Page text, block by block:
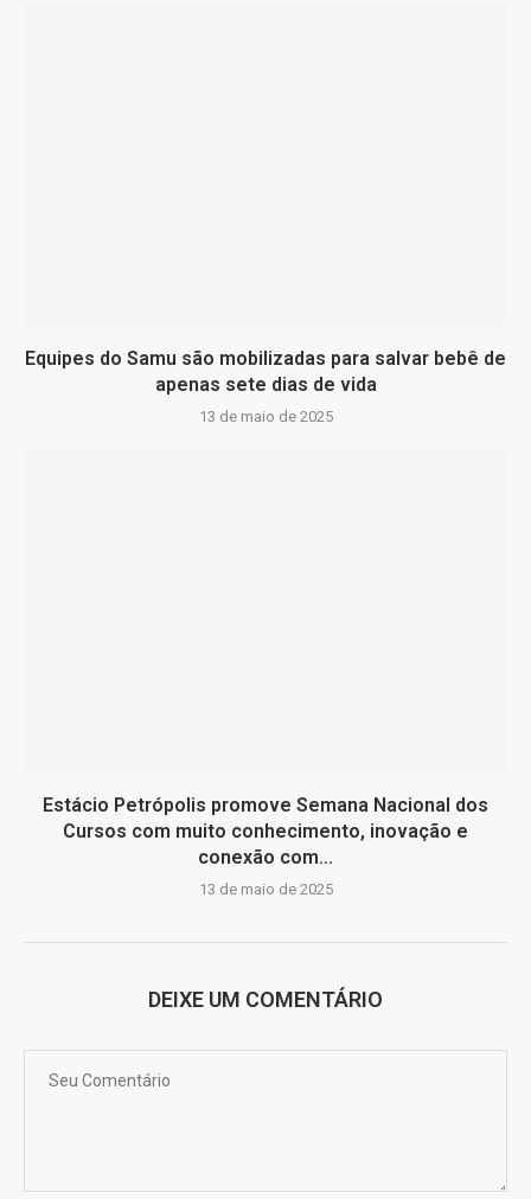
Equipes do Samu são mobilizadas para salvar bebê de
apenas sete dias de vida
13 de maio de 2025
Estácio Petrópolis promove Semana Nacional dos
Cursos com muito conhecimento, inovação e
conexão com...
13 de maio de 2025
DEIXE UM COMENTÁRIO